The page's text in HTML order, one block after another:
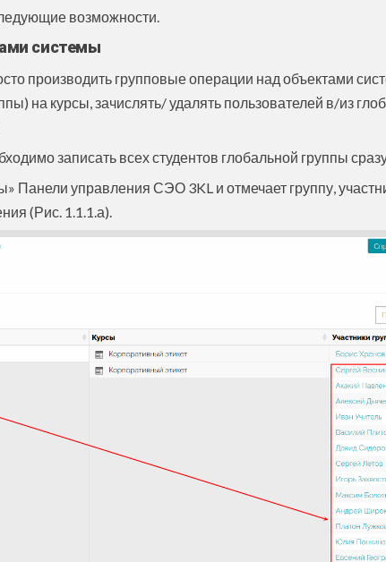
возможности.
системы
производить групповые операции над объектами
на курсы, зачислять/ удалять пользователей в/из
записать всех студентов глобальной группы
Панели управления СЭО 3KL и отмечает группу,
(Рис. 1.1.1.а).